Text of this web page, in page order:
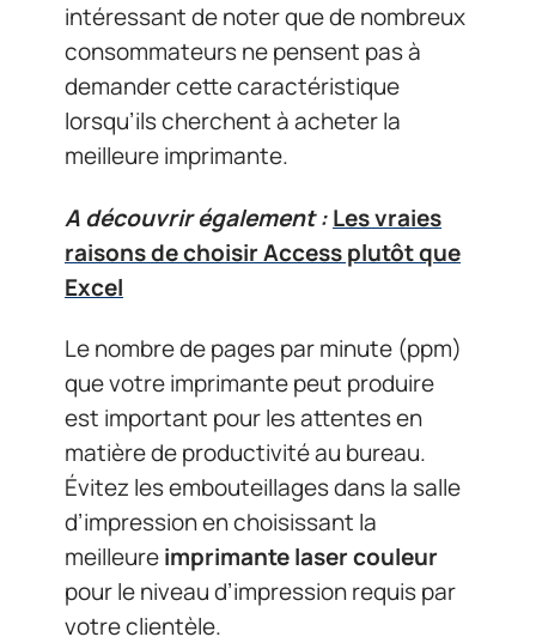
intéressant de noter que de nombreux
consommateurs ne pensent pas à
demander cette caractéristique
lorsqu’ils cherchent à acheter la
meilleure imprimante.
A découvrir également :Les vraies
raisons de choisir Access plutôt que
Excel
Le nombre de pages par minute (ppm)
que votre imprimante peut produire
est important pour les attentes en
matière de productivité au bureau.
Évitez les embouteillages dans la salle
d’impression en choisissant la
meilleureimprimante laser couleur
pour le niveau d’impression requis par
votre clientèle.